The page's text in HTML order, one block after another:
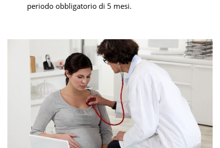
periodo obbligatorio di 5 mesi.